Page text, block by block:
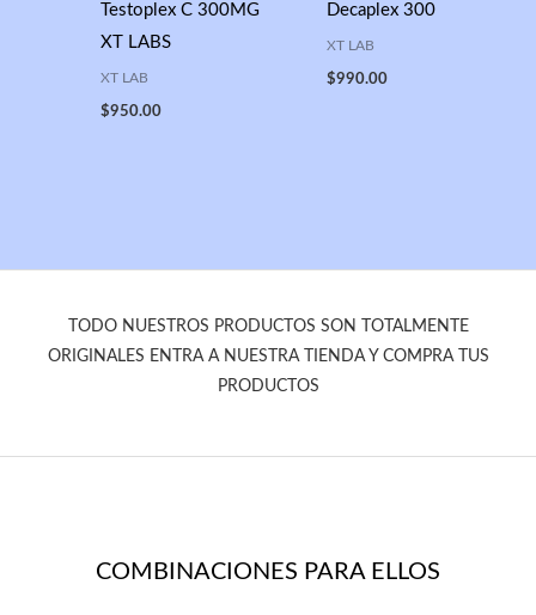
Testoplex C 300MG
XT LABS
XT LAB
$950.00
Decaplex 300
XT LAB
$990.00
TODO NUESTROS PRODUCTOS SON TOTALMENTE
ORIGINALES ENTRA A NUESTRA TIENDA Y COMPRA TUS
PRODUCTOS
COMBINACIONES PARA ELLOS